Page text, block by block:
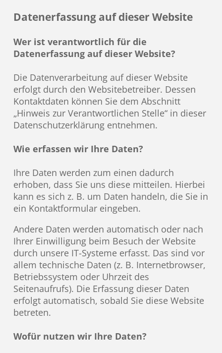
Datenerfassung auf dieser Website
Wer ist verantwortlich für die
Datenerfassung auf dieser Website?
Die Datenverarbeitung auf dieser Website
erfolgt durch den Websitebetreiber. Dessen
Kontaktdaten können Sie dem Abschnitt
„Hinweis zur Verantwortlichen Stelle“ in dieser
Datenschutzerklärung entnehmen.
Wie erfassen wir Ihre Daten?
Ihre Daten werden zum einen dadurch
erhoben, dass Sie uns diese mitteilen. Hierbei
kann es sich z. B. um Daten handeln, die Sie in
ein Kontaktformular eingeben.
Andere Daten werden automatisch oder nach
Ihrer Einwilligung beim Besuch der Website
durch unsere IT-Systeme erfasst. Das sind vor
allem technische Daten (z. B. Internetbrowser,
Betriebssystem oder Uhrzeit des
Seitenaufrufs). Die Erfassung dieser Daten
erfolgt automatisch, sobald Sie diese Website
betreten.
Wofür nutzen wir Ihre Daten?